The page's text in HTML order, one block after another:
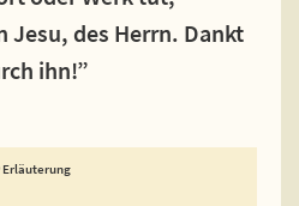
Jesu, des Herrn. Dankt
ihn!”
Erläuterung